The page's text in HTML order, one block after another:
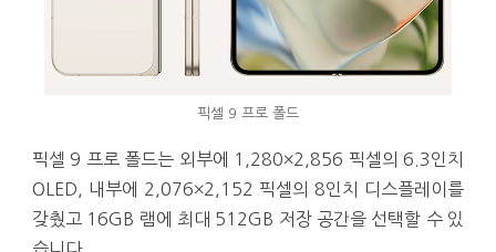
픽셀 9 프로 폴드
픽셀 9 프로 폴드는 외부에 1,280×2,856 픽셀의 6.3인치
OLED, 내부에 2,076×2,152 픽셀의 8인치 디스플레이를
갖췄고 16GB 램에 최대 512GB 저장 공간을 선택할 수 있